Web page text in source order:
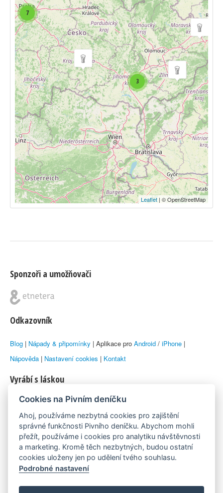
3
7
Leaflet | © OpenStreetMap
Sponzoři a umožňovači
Odkazovník
Blog | Nápady & připomínky | Aplikace pro Android / iPhone |
Nápověda | Nastavení cookies | Kontakt
Vyrábí s láskou
© 2010–2026 byLukáš Zemanaka Emka
Máme rádi
Pivní.info
Poznámka pod čarou
Cookies na Pivním deníčku
Ahoj, používáme nezbytná cookies pro zajištění
správné funkčnosti Pivního deníčku. Abychom mohli
přežít, používáme i cookies pro analytiku návštěvnosti
a marketing. Kromě těch nezbytných, budou ostatní
cookies uloženy jen po udělení tvého souhlasu.
Podrobné nastavení